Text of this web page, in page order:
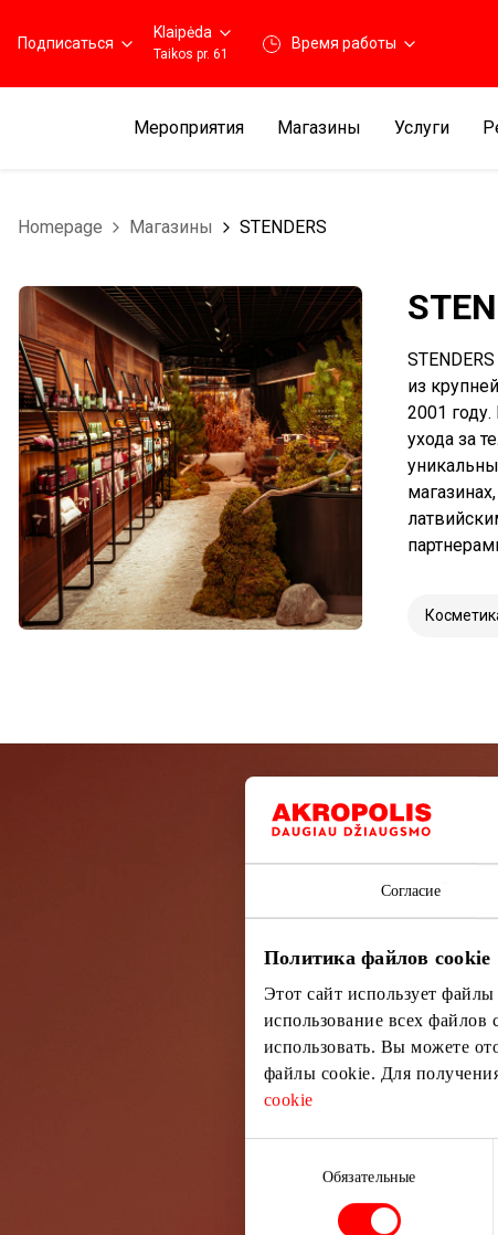
Согласие
Политика файлов cookie
Этот сайт использует
использование всех
использовать. Вы можете
файлы cookie. Для
cookie
Обязательные
Подписаться
Klaipėda
Taikos pr. 61
Время работы
Мероприятия Магазины Услуги
Homepage Магазины STENDERS
из
2001
ухода за
Узнайте